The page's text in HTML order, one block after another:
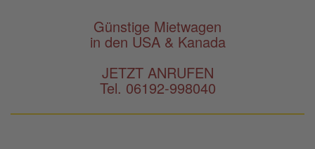
Günstige Mietwagen
in den USA & Kanada
JETZT ANRUFEN
Tel. 06192-998040